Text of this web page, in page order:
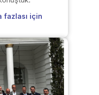
fazlası için